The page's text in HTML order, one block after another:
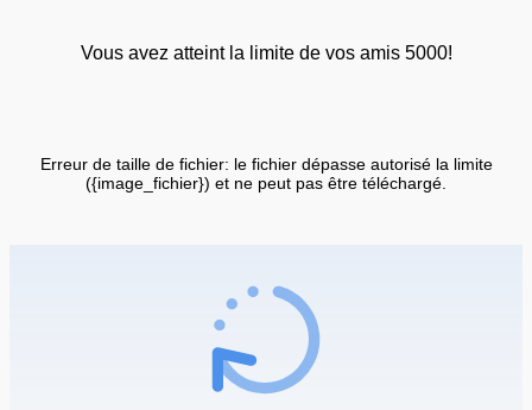
Vous avez atteint la limite de vos amis 5000!
Erreur de taille de fichier: le fichier dépasse autorisé la limite
({image_fichier}) et ne peut pas être téléchargé.